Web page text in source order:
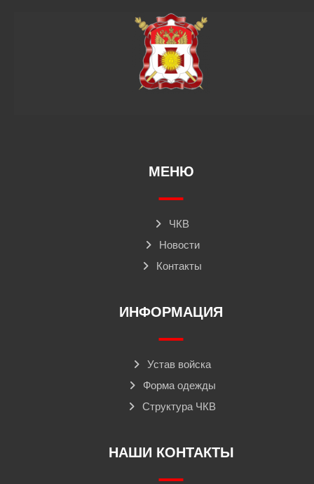
МЕНЮ
ЧКВ
Новости
Контакты
ИНФОРМАЦИЯ
Устав войска
Форма одежды
Структура ЧКВ
НАШИ КОНТАКТЫ